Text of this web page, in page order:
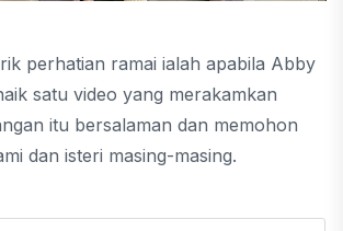
perhatian ramai ialah apabila Abby
satu video yang merakamkan
itu bersalaman dan memohon
dan isteri masing-masing.